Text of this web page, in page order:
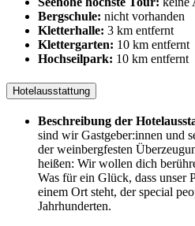
Bergschule: nicht vorhanden
Kletterhalle: 3 km entfernt
Klettergarten: 10 km entfernt
Hochseilpark: 10 km entfernt
Hotelausstattung
Beschreibung der
sind wir Gastgeber:innen und
der weinbergfesten
heißen: Wir wollen dich
Was für ein Glück, dass unser
einem Ort steht, der special
Jahrhunderten.